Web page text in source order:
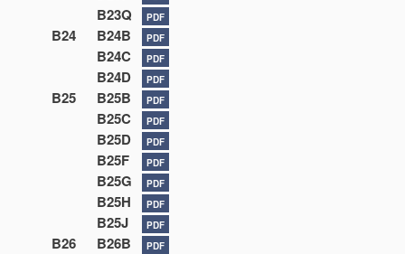
B23Q PDF
B24 B24B PDF
B24C PDF
B24D PDF
B25 B25B PDF
B25C PDF
B25D PDF
B25F PDF
B25G PDF
B25H PDF
B25J PDF
B26 B26B PDF